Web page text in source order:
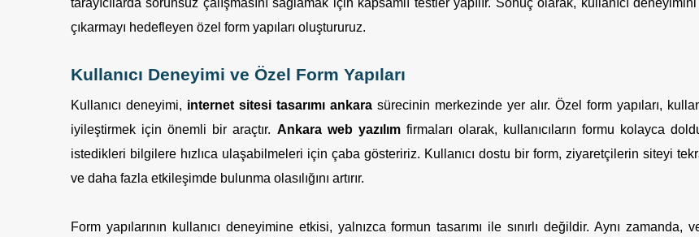
tarayıcılarda sorunsuz çalışmasını sağlamak için kapsamlı testler yapılır. Sonuç olarak, kullanıcı
çıkarmayı hedefleyen özel form yapıları oluştururuz.
Kullanıcı Deneyimi ve Özel Form Yapıları
Kullanıcı deneyimi, internet sitesi tasarımı ankara sürecinin merkezinde yer alır. Özel form yapıları,
iyileştirmek için önemli bir araçtır. Ankara web yazılımfirmaları olarak, kullanıcıların formu kolayca
istedikleri bilgilere hızlıca ulaşabilmeleri için çaba gösteririz. Kullanıcı dostu bir form, ziyaretçilerin siteyi
ve daha fazla etkileşimde bulunma olasılığını artırır.
Form yapılarının kullanıcı deneyimine etkisi, yalnızca formun tasarımı ile sınırlı değildir. Aynı zamanda,